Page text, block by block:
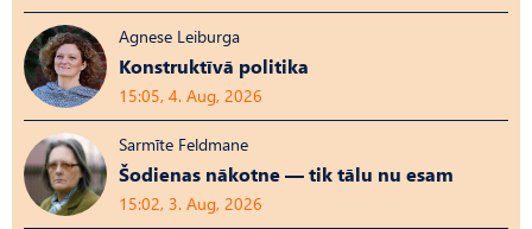
Agnese Leiburga
Konstruktīvā politika
15:05, 4. Aug, 2026
Sarmīte Feldmane
Šodienas nākotne — tik tālu nu esam
15:02, 3. Aug, 2026